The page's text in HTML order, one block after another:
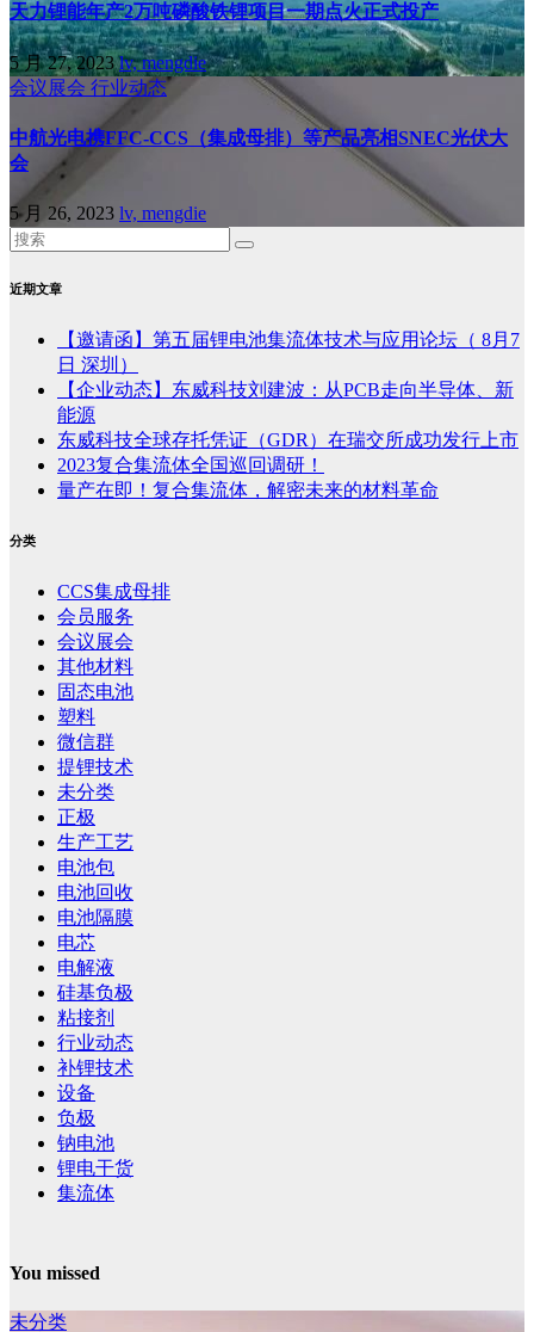
天力锂能年产2万吨磷酸铁锂项目一期点火正式投产
5 月 27, 2023lv, mengdie
会议展会 行业动态
中航光电携FFC-CCS（集成母排）等产品亮相SNEC光伏大
会
5 月 26, 2023 lv, mengdie
近期文章
【邀请函】第五届锂电池集流体技术与应用论坛（ 8月7
日 深圳）
【企业动态】东威科技刘建波：从PCB走向半导体、新
能源
东威科技全球存托凭证（GDR）在瑞交所成功发行上市
2023复合集流体全国巡回调研！
量产在即！复合集流体，解密未来的材料革命
分类
CCS集成母排
会员服务
会议展会
其他材料
固态电池
塑料
微信群
提锂技术
未分类
正极
生产工艺
电池包
电池回收
电池隔膜
电芯
电解液
硅基负极
粘接剂
行业动态
补锂技术
设备
负极
钠电池
锂电干货
集流体
You missed
未分类